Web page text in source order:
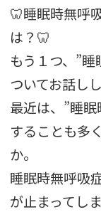
🦷睡眠時無呼
は？🦷
もう１つ、”
ついてお話しし
最近は、”睡
することも多
か。
睡眠時無呼吸
が止まってし